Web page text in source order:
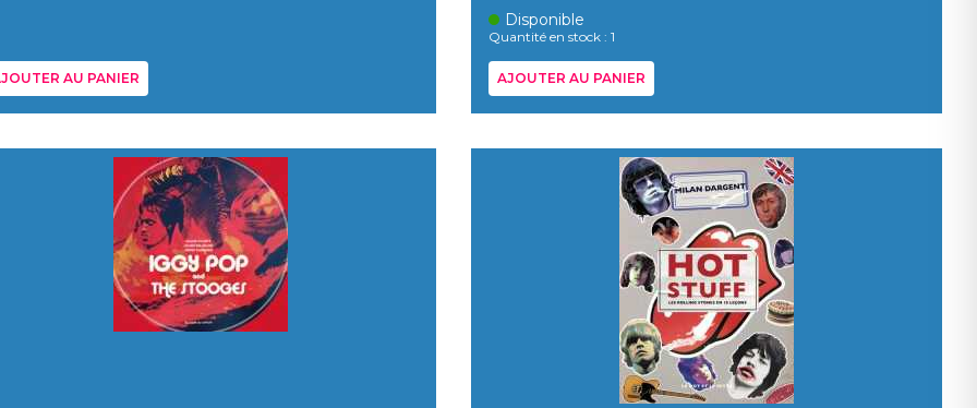
AU PANIER
Disponible
Quantité en stock : 1
AJOUTER AU PANIER